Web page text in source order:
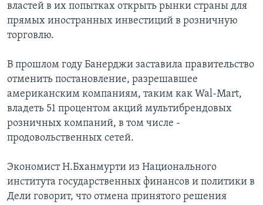
властей в их попытках открыть рынки страны для
прямых иностранных инвестиций в розничную
торговлю.
В прошлом году Банерджи заставила правительство
отменить постановление, разрешавшее
американским компаниям, таким как Wal-Mart,
владеть 51 процентом акций мультибрендовых
розничных компаний, в том числе -
продовольственных сетей.
Экономист Н.Бханмурти из Национального
института государственных финансов и политики в
Дели говорит, что отмена принятого решения